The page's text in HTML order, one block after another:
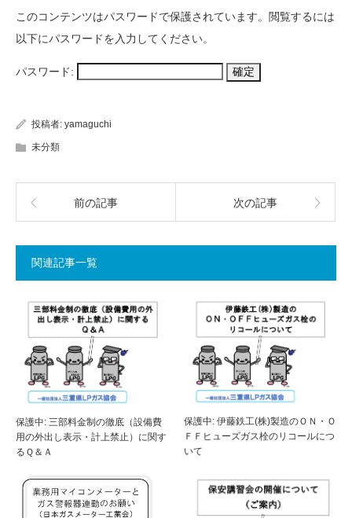
このコンテンツはパスワードで保護されています。閲覧するには
以下にパスワードを入力してください。
パスワード:
投稿者: yamaguchi
未分類
前の記事 次の記事
関連記事一覧
保護中: 三部料金制の徹底（設備費
用の外出し表示・計上禁止）に関す
るＱ＆Ａ
保護中: 伊藤鉄工(株)製造のＯＮ・Ｏ
ＦＦヒューズガス栓のリコールにつ
いて